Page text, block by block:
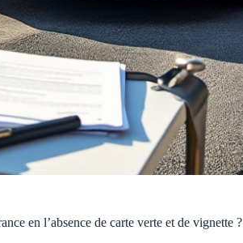
en l’absence de carte verte et de vignette ?